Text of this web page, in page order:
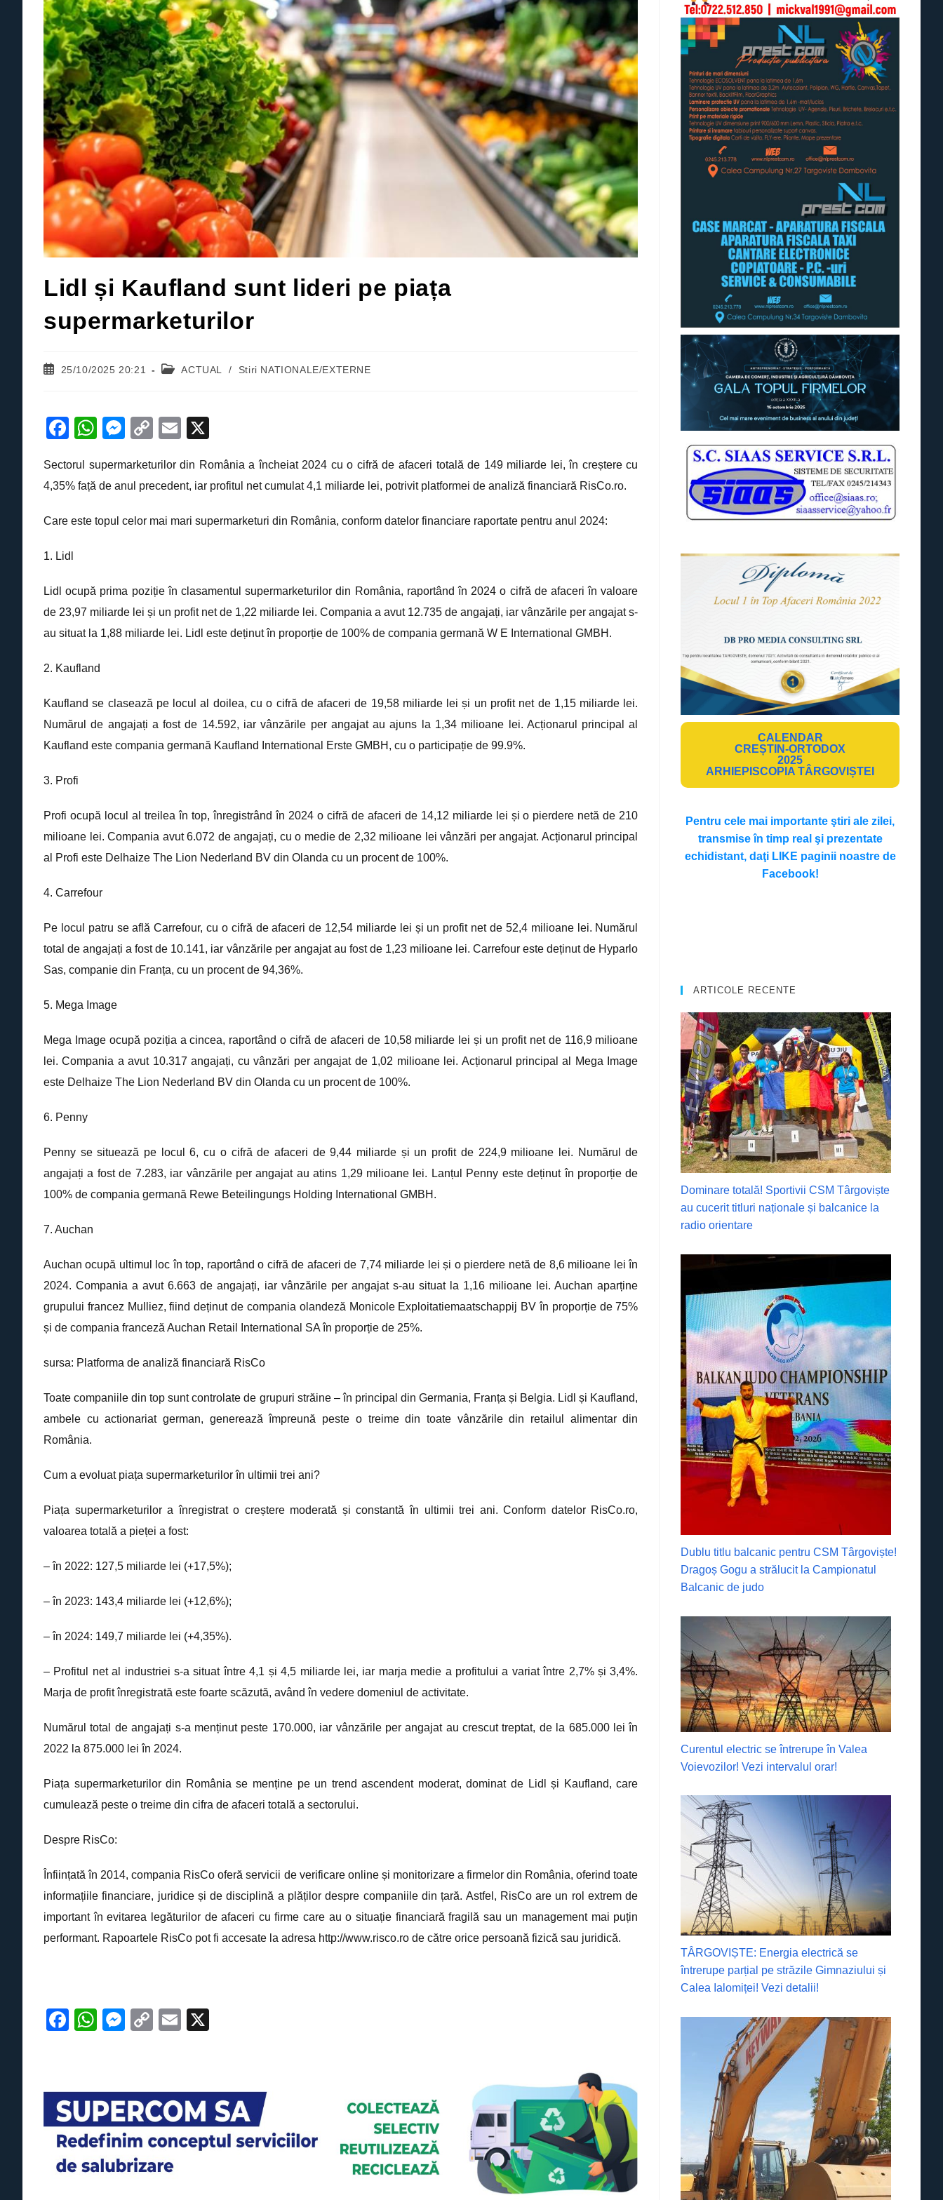
Lidl și Kaufland sunt lideri pe piața
supermarketurilor
Post25/10/2025 20:21
PostACTUAL / Stiri NATIONALE/EXTERNE
F
c
e
b
o
k
W
at
s
A
M
ss
e
n
C
p
y
Li
E
ail
Sectorul supermarketurilor din România a încheiat 2024 cu o cifră de afaceri totală de 149 miliarde lei, în creștere cu
4,35% față de anul precedent, iar profitul net cumulat 4,1 miliarde lei, potrivit platformei de analiză financiară RisCo.ro.
Care este topul celor mai mari supermarketuri din România, conform datelor financiare raportate pentru anul 2024:
1. Lidl
Lidl ocupă prima poziție în clasamentul supermarketurilor din România, raportând în 2024 o cifră de afaceri în valoare
de 23,97 miliarde lei și un profit net de 1,22 miliarde lei. Compania a avut 12.735 de angajați, iar vânzările per angajat s-
au situat la 1,88 miliarde lei. Lidl este deținut în proporție de 100% de compania germană W E International GMBH.
2. Kaufland
Kaufland se clasează pe locul al doilea, cu o cifră de afaceri de 19,58 miliarde lei și un profit net de 1,15 miliarde lei.
Numărul de angajați a fost de 14.592, iar vânzările per angajat au ajuns la 1,34 milioane lei. Acționarul principal al
Kaufland este compania germană Kaufland International Erste GMBH, cu o participație de 99.9%.
3. Profi
Profi ocupă locul al treilea în top, înregistrând în 2024 o cifră de afaceri de 14,12 miliarde lei și o pierdere netă de 210
milioane lei. Compania avut 6.072 de angajați, cu o medie de 2,32 milioane lei vânzări per angajat. Acționarul principal
al Profi este Delhaize The Lion Nederland BV din Olanda cu un procent de 100%.
4. Carrefour
Pe locul patru se află Carrefour, cu o cifră de afaceri de 12,54 miliarde lei și un profit net de 52,4 milioane lei. Numărul
total de angajați a fost de 10.141, iar vânzările per angajat au fost de 1,23 milioane lei. Carrefour este deținut de Hyparlo
Sas, companie din Franța, cu un procent de 94,36%.
5. Mega Image
Mega Image ocupă poziția a cincea, raportând o cifră de afaceri de 10,58 miliarde lei și un profit net de 116,9 milioane
lei. Compania a avut 10.317 angajați, cu vânzări per angajat de 1,02 milioane lei. Acționarul principal al Mega Image
este Delhaize The Lion Nederland BV din Olanda cu un procent de 100%.
6. Penny
Penny se situează pe locul 6, cu o cifră de afaceri de 9,44 miliarde și un profit de 224,9 milioane lei. Numărul de
angajați a fost de 7.283, iar vânzările per angajat au atins 1,29 milioane lei. Lanțul Penny este deținut în proporție de
100% de compania germană Rewe Beteilingungs Holding International GMBH.
7. Auchan
Auchan ocupă ultimul loc în top, raportând o cifră de afaceri de 7,74 miliarde lei și o pierdere netă de 8,6 milioane lei în
2024. Compania a avut 6.663 de angajați, iar vânzările per angajat s-au situat la 1,16 milioane lei. Auchan aparține
grupului francez Mulliez, fiind deținut de compania olandeză Monicole Exploitatiemaatschappij BV în proporție de 75%
și de compania franceză Auchan Retail International SA în proporție de 25%.
sursa: Platforma de analiză financiară RisCo
Toate companiile din top sunt controlate de grupuri străine – în principal din Germania, Franța și Belgia. Lidl și Kaufland,
ambele cu actionariat german, generează împreună peste o treime din toate vânzările din retailul alimentar din
România.
Cum a evoluat piața supermarketurilor în ultimii trei ani?
Piața supermarketurilor a înregistrat o creștere moderată și constantă în ultimii trei ani. Conform datelor RisCo.ro,
valoarea totală a pieței a fost:
– în 2022: 127,5 miliarde lei (+17,5%);
– în 2023: 143,4 miliarde lei (+12,6%);
– în 2024: 149,7 miliarde lei (+4,35%).
– Profitul net al industriei s-a situat între 4,1 și 4,5 miliarde lei, iar marja medie a profitului a variat între 2,7% și 3,4%.
Marja de profit înregistrată este foarte scăzută, având în vedere domeniul de activitate.
Numărul total de angajați s-a menținut peste 170.000, iar vânzările per angajat au crescut treptat, de la 685.000 lei în
2022 la 875.000 lei în 2024.
Piața supermarketurilor din România se menține pe un trend ascendent moderat, dominat de Lidl și Kaufland, care
cumulează peste o treime din cifra de afaceri totală a sectorului.
Despre RisCo:
Înființată în 2014, compania RisCo oferă servicii de verificare online și monitorizare a firmelor din România, oferind toate
informațiile financiare, juridice și de disciplină a plăților despre companiile din țară. Astfel, RisCo are un rol extrem de
important în evitarea legăturilor de afaceri cu firme care au o situație financiară fragilă sau un management mai puțin
performant. Rapoartele RisCo pot fi accesate la adresa http://www.risco.ro de către orice persoană fizică sau juridică.
F
e
b
o
o
k
W
s
A
p
p
M
e
n
g
er
C
y
Li
n
k
E
CALENDAR
CREȘTIN-ORTODOX
2025
ARHIEPISCOPIA TÂRGOVIȘTEI
Pentru cele mai importante ştiri ale zilei,
transmise în timp real şi prezentate
echidistant, daţi LIKE paginii noastre de
Facebook!
ARTICOLE RECENTE
Dominare totală! Sportivii CSM Târgoviște
au cucerit titluri naționale și balcanice la
radio orientare
Dublu titlu balcanic pentru CSM Târgoviște!
Dragoș Gogu a strălucit la Campionatul
Balcanic de judo
Curentul electric se întrerupe în Valea
Voievozilor! Vezi intervalul orar!
TÂRGOVIȘTE: Energia electrică se
întrerupe parțial pe străzile Gimnaziului și
Calea Ialomiței! Vezi detalii!